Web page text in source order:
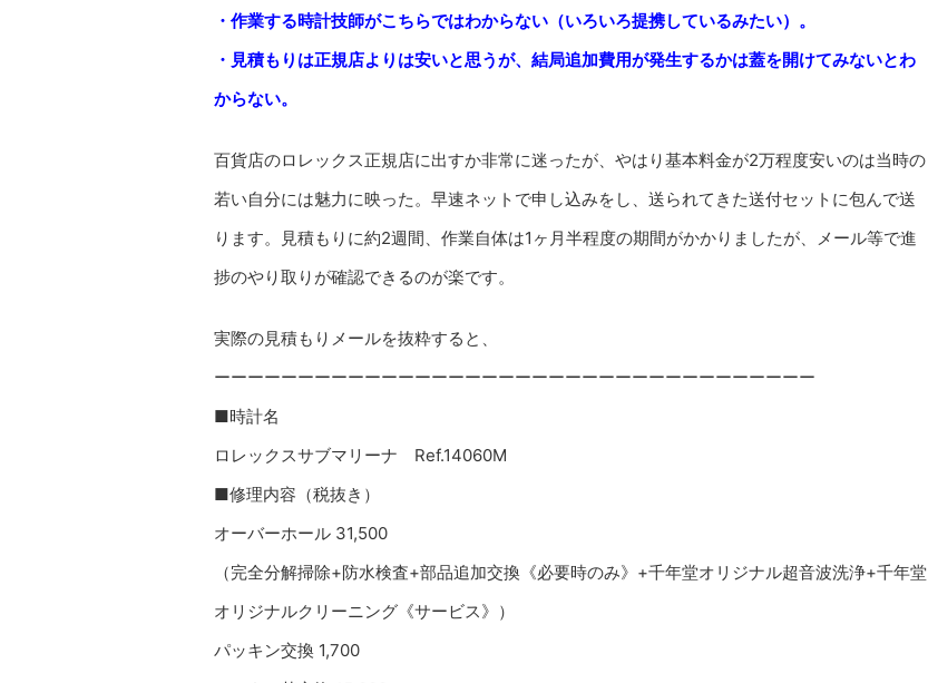
・作業する時計技師がこちらではわからない（いろいろ提携しているみたい）。
・見積もりは正規店よりは安いと思うが、結局追加費用が発生するかは蓋を開けてみないとわ
からない。
百貨店のロレックス正規店に出すか非常に迷ったが、やはり基本料金が2万程度安いのは当時の
若い自分には魅力に映った。早速ネットで申し込みをし、送られてきた送付セットに包んで送
ります。見積もりに約2週間、作業自体は1ヶ月半程度の期間がかかりましたが、メール等で進
捗のやり取りが確認できるのが楽です。
実際の見積もりメールを抜粋すると、
ーーーーーーーーーーーーーーーーーーーーーーーーーーーーーーーーーーーー
■時計名
ロレックスサブマリーナ Ref.14060M
■修理内容（税抜き）
オーバーホール 31,500
（完全分解掃除+防水検査+部品追加交換《必要時のみ》+千年堂オリジナル超音波洗浄+千年堂
オリジナルクリーニング《サービス》）
パッキン交換 1,700